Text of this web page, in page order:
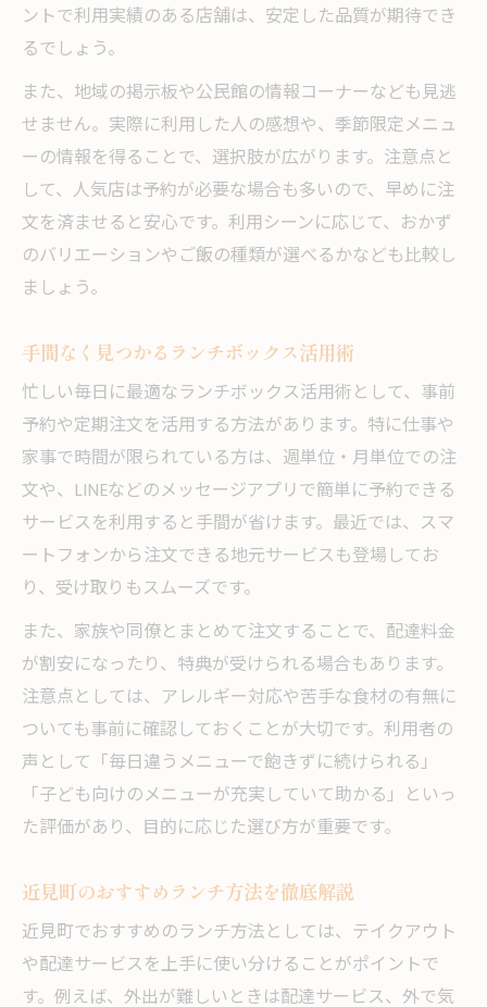
ントで利用実績のある店舗は、安定した品質が期待でき
るでしょう。
また、地域の掲示板や公民館の情報コーナーなども見逃
せません。実際に利用した人の感想や、季節限定メニュ
ーの情報を得ることで、選択肢が広がります。注意点と
して、人気店は予約が必要な場合も多いので、早めに注
文を済ませると安心です。利用シーンに応じて、おかず
のバリエーションやご飯の種類が選べるかなども比較し
ましょう。
手間なく見つかるランチボックス活用術
忙しい毎日に最適なランチボックス活用術として、事前
予約や定期注文を活用する方法があります。特に仕事や
家事で時間が限られている方は、週単位・月単位での注
文や、LINEなどのメッセージアプリで簡単に予約できる
サービスを利用すると手間が省けます。最近では、スマ
ートフォンから注文できる地元サービスも登場してお
り、受け取りもスムーズです。
また、家族や同僚とまとめて注文することで、配達料金
が割安になったり、特典が受けられる場合もあります。
注意点としては、アレルギー対応や苦手な食材の有無に
ついても事前に確認しておくことが大切です。利用者の
声として「毎日違うメニューで飽きずに続けられる」
「子ども向けのメニューが充実していて助かる」といっ
た評価があり、目的に応じた選び方が重要です。
近見町のおすすめランチ方法を徹底解説
近見町でおすすめのランチ方法としては、テイクアウト
や配達サービスを上手に使い分けることがポイントで
す。例えば、外出が難しいときは配達サービス、外で気